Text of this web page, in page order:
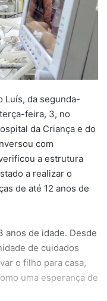
Luís, da segunda-
feira, 3, no
da Criança e do
com
a estrutura
a realizar o
de até 12 anos de
anos de idade. Desde
de cuidados
o filho para casa,
uma esperança de